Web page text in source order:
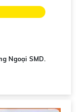
Ngoại SMD.